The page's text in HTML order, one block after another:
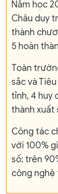
Năm học
Châu duy
thành
5 hoàn
Toàn
sắc và
tỉnh, 4 huy
thành xuất
Công tác
với 100%
số; trên
công nghệ